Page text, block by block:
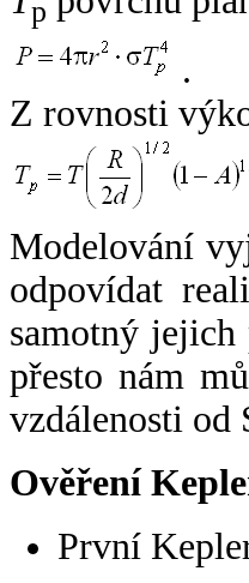
p
.
Z rovnosti
Modelování
odpovídat
samotný
přesto nám
vzdálenosti od
Ověření
První